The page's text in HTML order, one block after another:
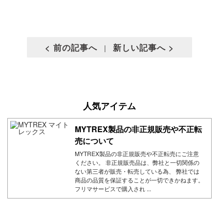
< 前の記事へ | 新しい記事へ >
人気アイテム
MYTREX製品の非正規販売や不正転
売について
MYTREX製品の非正規販売や不正転売にご注意
ください。 非正規販売品は、弊社と一切関係の
ない第三者が販売・転売している為、 弊社では
商品の品質を保証することが一切できかねます。
フリマサービスで購入され ...